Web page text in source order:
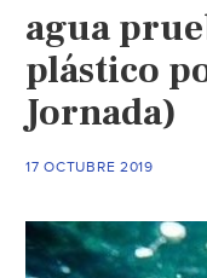
de
abasto
y
Sureste)
agua
plástico
Jornada)
17 OCTUBRE 2019